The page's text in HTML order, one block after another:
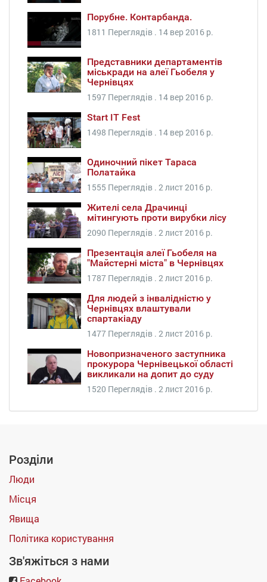
Порубне. Контарбанда.
1811 Переглядів . 14 вер 2016 р.
Представники департаментів
міськради на алеї Гьобеля у
Чернівцях
1597 Переглядів . 14 вер 2016 р.
Start IT Fest
1498 Переглядів . 14 вер 2016 р.
Одиночний пікет Тараса
Полатайка
1555 Переглядів . 2 лист 2016 р.
Жителі села Драчинці
мітингують проти вирубки лісу
2090 Переглядів . 2 лист 2016 р.
Презентація алеї Гьобеля на
"Майстерні міста" в Чернівцях
1787 Переглядів . 2 лист 2016 р.
Для людей з інвалідністю у
Чернівцях влаштували
спартакіаду
1477 Переглядів . 2 лист 2016 р.
Новопризначеного заступника
прокурора Чернівецької області
викликали на допит до суду
1520 Переглядів . 2 лист 2016 р.
Розділи
Люди
Місця
Явища
Політика користування
Зв'яжіться з нами